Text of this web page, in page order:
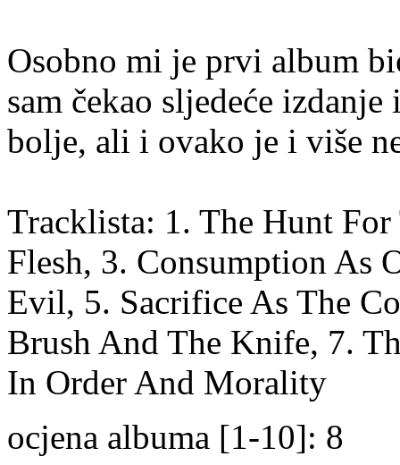
Osobno mi je prvi album
sam čekao sljedeće
bolje, ali i ovako je i više
Tracklista: 1. The Hunt
Flesh, 3. Consumption As
Evil, 5. Sacrifice As The
Brush And The Knife, 7.
In Order And Morality
ocjena albuma [1-10]: 8